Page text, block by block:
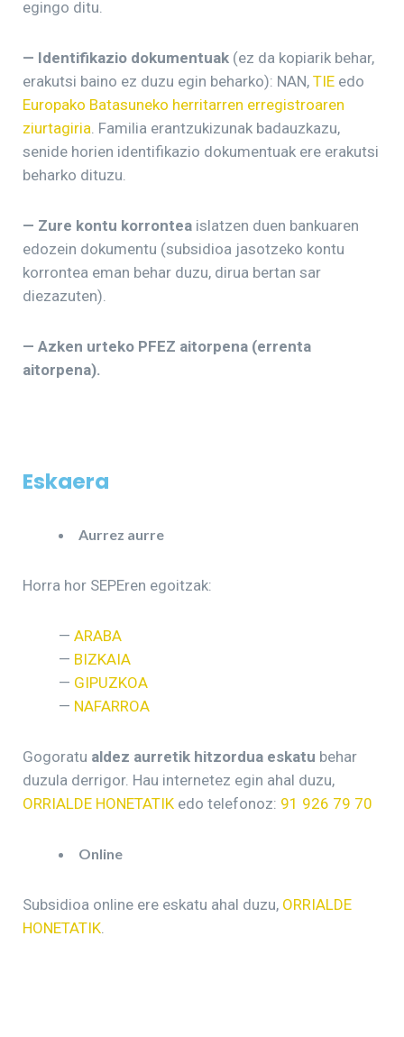
egingo ditu.
— Identifikazio dokumentuak (ez da kopiarik behar,
erakutsi baino ez duzu egin beharko): NAN, TIE edo
Europako Batasuneko herritarren erregistroaren
ziurtagiria. Familia erantzukizunak badauzkazu,
senide horien identifikazio dokumentuak ere erakutsi
beharko dituzu.
— Zure kontu korrontea islatzen duen bankuaren
edozein dokumentu (subsidioa jasotzeko kontu
korrontea eman behar duzu, dirua bertan sar
diezazuten).
— Azken urteko PFEZ aitorpena (errenta
aitorpena).
Eskaera
Aurrez aurre
Horra hor SEPEren egoitzak:
— ARABA
— BIZKAIA
— GIPUZKOA
— NAFARROA
Gogoratu aldez aurretik hitzordua eskatu behar
duzula derrigor. Hau internetez egin ahal duzu,
ORRIALDE HONETATIK edo telefonoz: 91 926 79 70
Online
Subsidioa online ere eskatu ahal duzu, ORRIALDE
HONETATIK.